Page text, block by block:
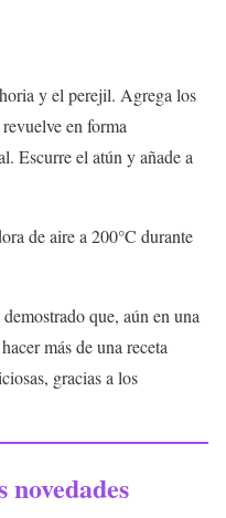
y el perejil. Agrega los
en forma
Escurre el atún y añade a
de aire a 200°C durante
que, aún en una
más de una receta
gracias a los
novedades